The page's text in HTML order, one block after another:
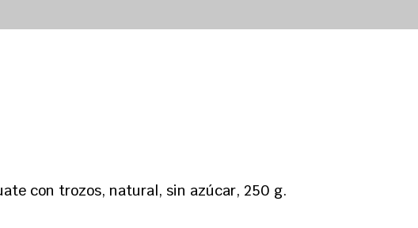
con trozos, natural, sin azúcar, 250 g.